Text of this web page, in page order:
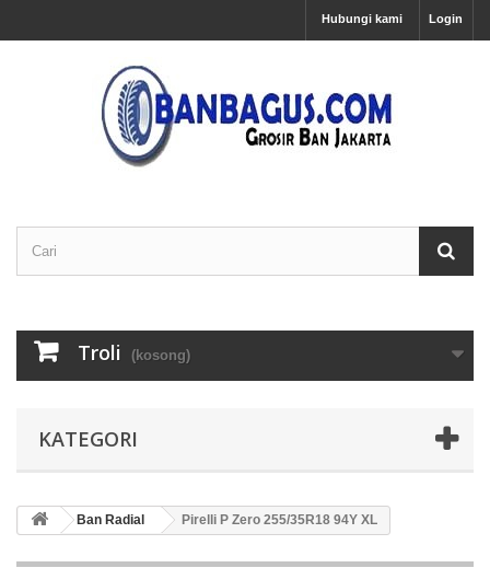
Login
Hubungi kami
Troli (kosong)
KATEGORI
Ban Radial Pirelli P Zero 255/35R18 94Y XL